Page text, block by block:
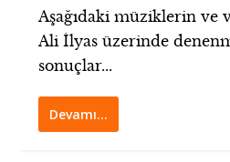
Aşağıdaki müziklerin ve
Ali İlyas üzerinde
sonuçlar...
Devamı…